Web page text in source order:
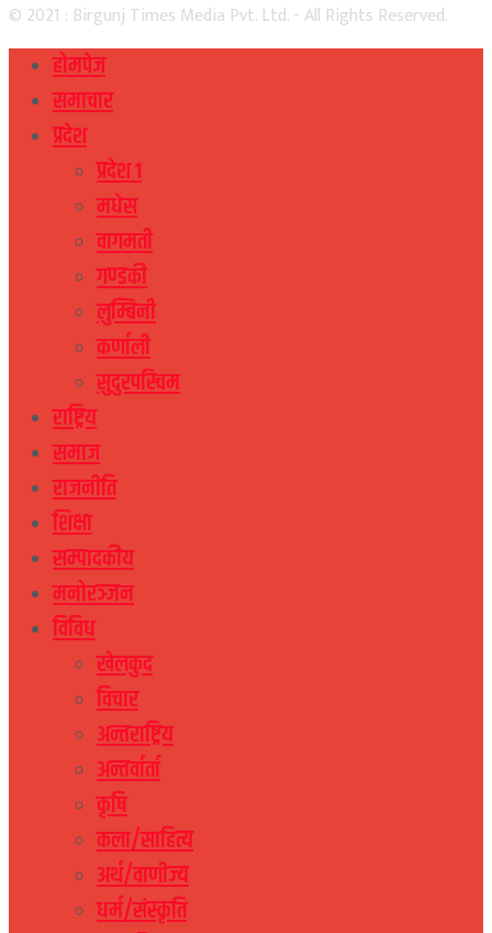
© 2021 : Birgunj Times Media Pvt. Ltd. - All Rights Reserved.
होमपेज
समाचार
प्रदेश
प्रदेश १
मधेस
वागमती
गण्डकी
लुम्बिनी
कर्णाली
सुदुरपस्चिम
राष्ट्रिय
समाज
राजनीति
शिक्षा
सम्पादकीय
मनोरञ्जन
विविध
खेलकुद
विचार
अन्तराष्ट्रिय
अन्तर्वार्ता
कृषि
कला/साहित्य
अर्थ/वाणीज्य
धर्म/संस्कृति